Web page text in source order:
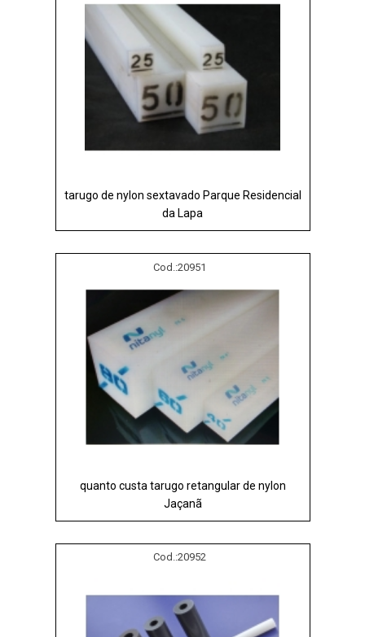
tarugo de nylon sextavado Parque Residencial
da Lapa
Cod.:20951
quanto custa tarugo retangular de nylon
Jaçanã
Cod.:20952